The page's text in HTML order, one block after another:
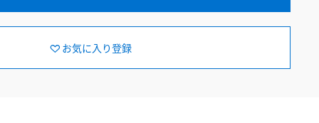
お気に入り登録